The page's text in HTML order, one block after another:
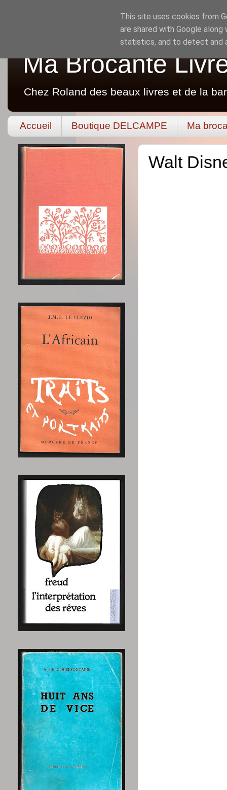
Ma Brocante
Chez Roland des beaux livres et de la
Accueil Boutique DELCAMPE Ma
Walt
This site uses cookies from
are shared with Google
statistics, and to detect and